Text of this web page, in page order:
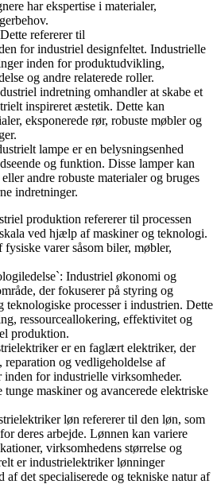
har ekspertise i materialer,
refererer til
for industriel designfeltet. Industrielle
inden for produktudvikling,
og andre relaterede roller.
indretning omhandler at skabe et
inspireret æstetik. Dette kan
eksponerede rør, robuste møbler og
lampe er en belysningsenhed
og funktion. Disse lamper kan
andre robuste materialer og bruges
indretninger.
produktion refererer til processen
ved hjælp af maskiner og teknologi.
varer såsom biler, møbler,
Industriel økonomi og
der fokuserer på styring og
processer i industrien. Dette
ressourceallokering, effektivitet og
produktion.
er en faglært elektriker, der
reparation og vedligeholdelse af
inden for industrielle virksomheder.
maskiner og avancerede elektriske
løn refererer til den løn, som
deres arbejde. Lønnen kan variere
virksomhedens størrelse og
er industrielektriker lønninger
det specialiserede og tekniske natur af